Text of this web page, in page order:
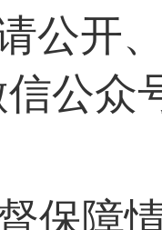
公开
信公众
保障